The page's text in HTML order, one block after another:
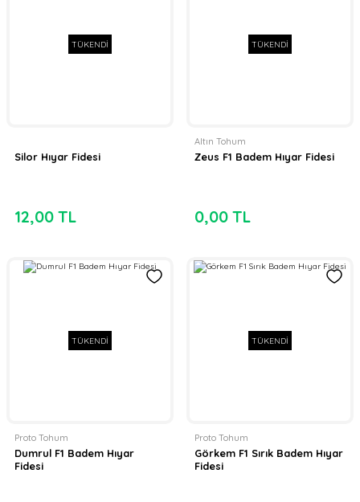
TÜKENDİ
Silor Hıyar Fidesi
12,00 TL
TÜKENDİ
Altın Tohum
Zeus F1 Badem Hıyar Fidesi
0,00 TL
TÜKENDİ
Proto Tohum
Dumrul F1 Badem Hıyar
Fidesi
TÜKENDİ
Proto Tohum
Görkem F1 Sırık Badem Hıyar
Fidesi